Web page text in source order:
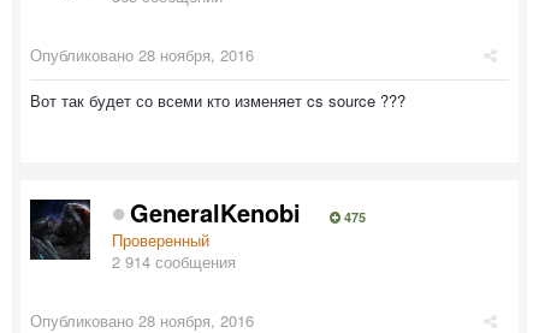
Опубликовано 28 ноября, 2016
Вот так будет со всеми кто изменяет cs source ???
GeneralKenobi 475
Проверенный
2 914 сообщения
Опубликовано 28 ноября, 2016